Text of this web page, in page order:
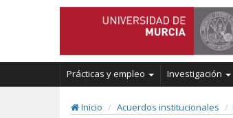
Prácticas y empleo Investigación
Inicio Acuerdos institucionales